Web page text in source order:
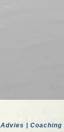
Advies | Coaching